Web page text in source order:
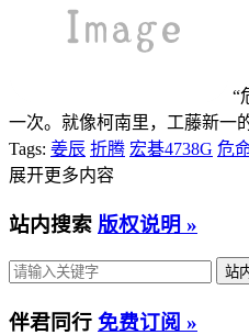
“
一次。就像柯南里，工藤新一
Tags: 姜辰 折腾 宏碁4738G 危
展开更多内容
站内搜索 版权说明 »
伴君同行 免费订阅 »